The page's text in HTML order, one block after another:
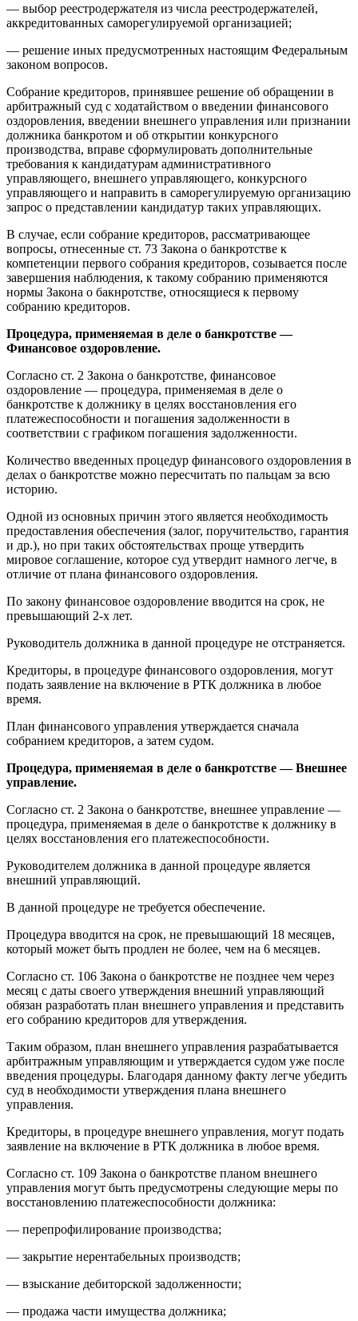
— выбор реестродержателя из числа реестродержателей,
аккредитованных саморегулируемой организацией;
— решение иных предусмотренных настоящим Федеральным
законом вопросов.
Собрание кредиторов, принявшее решение об обращении в
арбитражный суд с ходатайством о введении финансового
оздоровления, введении внешнего управления или признании
должника банкротом и об открытии конкурсного
производства, вправе сформулировать дополнительные
требования к кандидатурам административного
управляющего, внешнего управляющего, конкурсного
управляющего и направить в саморегулируемую организацию
запрос о представлении кандидатур таких управляющих.
В случае, если собрание кредиторов, рассматривающее
вопросы, отнесенные ст. 73 Закона о банкротстве к
компетенции первого собрания кредиторов, созывается после
завершения наблюдения, к такому собранию применяются
нормы Закона о бакнротстве, относящиеся к первому
собранию кредиторов.
Процедура, применяемая в деле о банкротстве —
Финансовое оздоровление.
Согласно ст. 2 Закона о банкротстве, финансовое
оздоровление — процедура, применяемая в деле о
банкротстве к должнику в целях восстановления его
платежеспособности и погашения задолженности в
соответствии с графиком погашения задолженности.
Количество введенных процедур финансового оздоровления в
делах о банкротстве можно пересчитать по пальцам за всю
историю.
Одной из основных причин этого является необходимость
предоставления обеспечения (залог, поручительство, гарантия
и др.), но при таких обстоятельствах проще утвердить
мировое соглашение, которое суд утвердит намного легче, в
отличие от плана финансового оздоровления.
По закону финансовое оздоровление вводится на срок, не
превышающий 2-х лет.
Руководитель должника в данной процедуре не отстраняется.
Кредиторы, в процедуре финансового оздоровления, могут
подать заявление на включение в РТК должника в любое
время.
План финансового управления утверждается сначала
собранием кредиторов, а затем судом.
Процедура, применяемая в деле о банкротстве — Внешнее
управление.
Согласно ст. 2 Закона о банкротстве, внешнее управление —
процедура, применяемая в деле о банкротстве к должнику в
целях восстановления его платежеспособности.
Руководителем должника в данной процедуре является
внешний управляющий.
В данной процедуре не требуется обеспечение.
Процедура вводится на срок, не превышающий 18 месяцев,
который может быть продлен не более, чем на 6 месяцев.
Согласно ст. 106 Закона о банкротстве не позднее чем через
месяц с даты своего утверждения внешний управляющий
обязан разработать план внешнего управления и представить
его собранию кредиторов для утверждения.
Таким образом, план внешнего управления разрабатывается
арбитражным управляющим и утверждается судом уже после
введения процедуры. Благодаря данному факту легче убедить
суд в необходимости утверждения плана внешнего
управления.
Кредиторы, в процедуре внешнего управления, могут подать
заявление на включение в РТК должника в любое время.
Согласно ст. 109 Закона о банкротстве планом внешнего
управления могут быть предусмотрены следующие меры по
восстановлению платежеспособности должника:
— перепрофилирование производства;
— закрытие нерентабельных производств;
— взыскание дебиторской задолженности;
— продажа части имущества должника;